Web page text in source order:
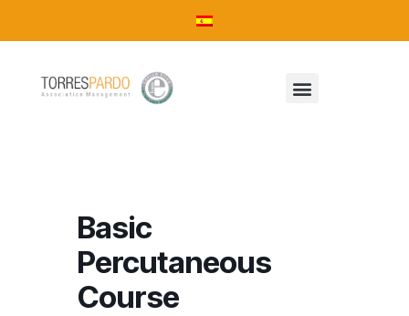
Basic
Percutaneous
Course